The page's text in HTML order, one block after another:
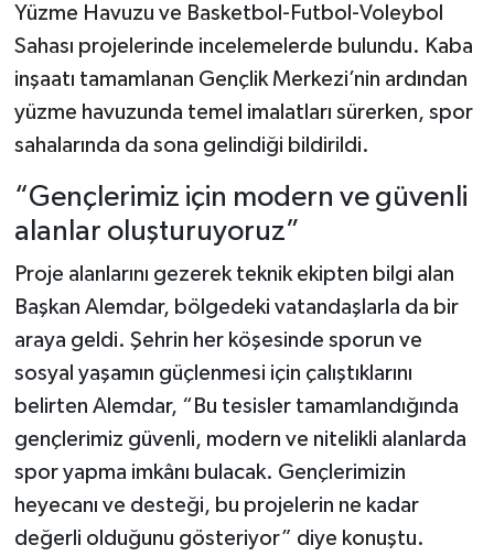
Yüzme Havuzu ve Basketbol-Futbol-Voleybol
Sahası projelerinde incelemelerde bulundu. Kaba
inşaatı tamamlanan Gençlik Merkezi’nin ardından
yüzme havuzunda temel imalatları sürerken, spor
sahalarında da sona gelindiği bildirildi.
“Gençlerimiz için modern ve güvenli
alanlar oluşturuyoruz”
Proje alanlarını gezerek teknik ekipten bilgi alan
Başkan Alemdar, bölgedeki vatandaşlarla da bir
araya geldi. Şehrin her köşesinde sporun ve
sosyal yaşamın güçlenmesi için çalıştıklarını
belirten Alemdar, “Bu tesisler tamamlandığında
gençlerimiz güvenli, modern ve nitelikli alanlarda
spor yapma imkânı bulacak. Gençlerimizin
heyecanı ve desteği, bu projelerin ne kadar
değerli olduğunu gösteriyor” diye konuştu.